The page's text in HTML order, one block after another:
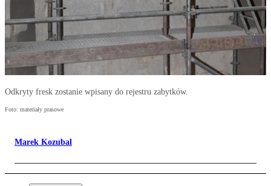
Odkryty fresk zostanie wpisany do rejestru zabytków.
Foto: materiały prasowe
Marek Kozubal